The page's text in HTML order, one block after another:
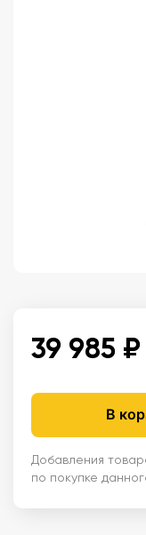
39 985 ₽
В
Добавления
по покупке